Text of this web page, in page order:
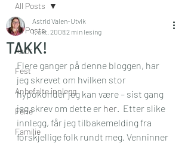
All Posts
Alvor
Fest
Anbefalte innlegg
Ferie
Familie
All Posts
TAKK!
Astrid Valen-Utvik
1. okt. 20082 min lesing
Flere ganger på denne bloggen, har
jeg skrevet om hvilken stor
hypokonder jeg kan være – sist gang
jeg skrev om dette er her.  Etter slike
innlegg, får jeg tilbakemelding fra
forskjellige folk rundt meg. Venninner